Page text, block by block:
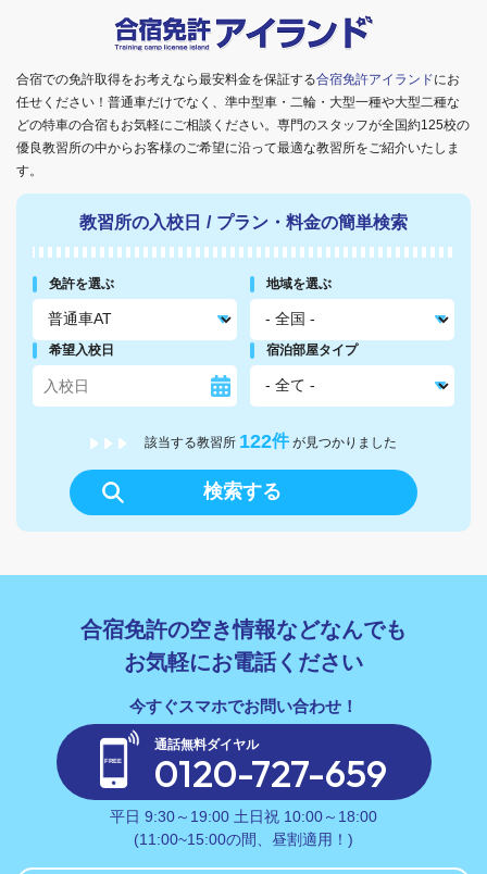
合宿免許の空き情報などなんでも
お気軽にお電話ください
通話無料ダイヤル
0120-727-659
平日 9:30～19:00 土日祝 10:00～18:00
(11:00~15:00の間、昼割適用！)
合宿での免許取得をお考えなら最安料金を保証する合宿免許アイランドにお
任せください！普通車だけでなく、準中型車・二輪・大型一種や大型二種な
どの特車の合宿もお気軽にご相談ください。専門のスタッフが全国約125校の
優良教習所の中からお客様のご希望に沿って最適な教習所をご紹介いたしま
す。
教習所の入校日 / プラン・料金の簡単検索
免許を選ぶ 地域を選ぶ
希望入校日 宿泊部屋タイプ
該当する教習所 122件 が見つかりました
検索する